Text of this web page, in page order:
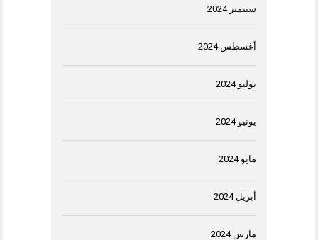
سبتمبر 2024
أغسطس 2024
يوليو 2024
يونيو 2024
مايو 2024
أبريل 2024
مارس 2024